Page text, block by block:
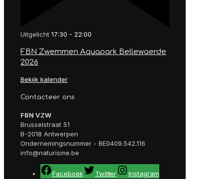
Uitgelicht 17:30 - 22:00
FBN Zwemmen Aquapark Bellewaerde
2026
Bekijk kalender
Contacteer ons
FBN VZW
Brusselstraat 51
B-2018 Antwerpen
Ondernemingsnummer - BE0409.542.116
info@naturisme.be
Facebook Twitter Instagram